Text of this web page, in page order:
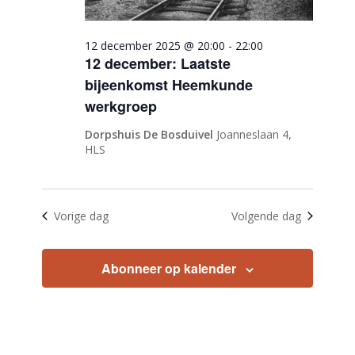
12 december: Laatste
bijeenkomst Heemkunde
werkgroep
12 december 2025 @ 20:00 - 22:00
Dorpshuis De Bosduivel Joanneslaan 4,
HLS
Vorige dag Volgende dag
Abonneer op kalender